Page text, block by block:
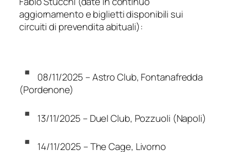
aggiornamento e biglietti disponibili sui
circuiti di prevendita abituali):
08/11/2025 –Astro Club, Fontanafredda
(Pordenone)
13/11/2025 – Duel Club, Pozzuoli (Napoli)
14/11/2025 –The Cage, Livorno